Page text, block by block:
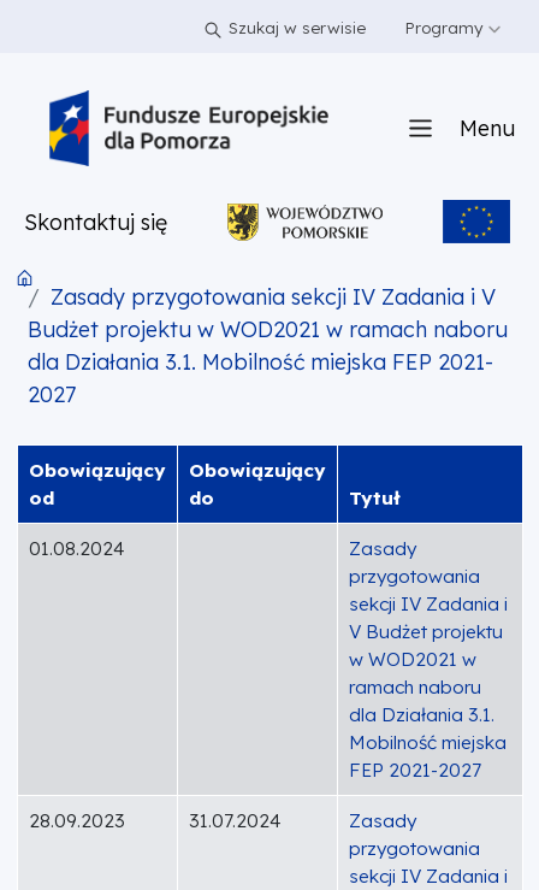
PRZEJDŹ DO TREŚCI Szukaj w serwisie Programy
Menu
Skontaktuj się
Zasady przygotowania sekcji IV Zadania i V
Budżet projektu w WOD2021 w ramach naboru
dla Działania 3.1. Mobilność miejska FEP 2021-
2027
Obowiązujący
od
Obowiązujący
do
Tytuł
01.08.2024
Zasady
przygotowania
sekcji IV Zadania i
V Budżet projektu
w WOD2021 w
ramach naboru
dla Działania 3.1.
Mobilność miejska
FEP 2021-2027
28.09.2023 31.07.2024
Zasady
przygotowania
sekcji IV Zadania i